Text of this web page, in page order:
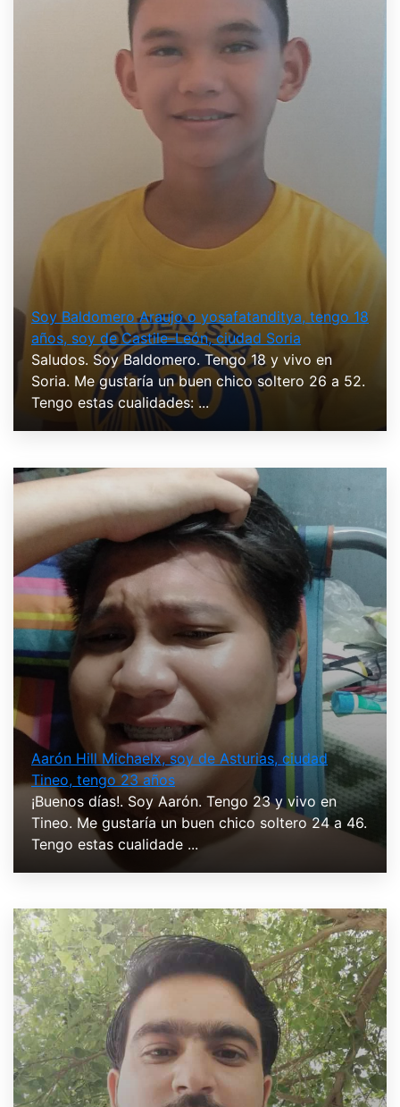
Soy Baldomero Araujo o yosafatanditya, tengo 18
años, soy de Castile–León, ciudad Soria
Saludos. Soy Baldomero. Tengo 18 y vivo en
Soria. Me gustaría un buen chico soltero 26 a 52.
Tengo estas cualidades: ...
Aarón Hill Michaelx, soy de Asturias, ciudad
Tineo, tengo 23 años
¡Buenos días!. Soy Aarón. Tengo 23 y vivo en
Tineo. Me gustaría un buen chico soltero 24 a 46.
Tengo estas cualidade ...